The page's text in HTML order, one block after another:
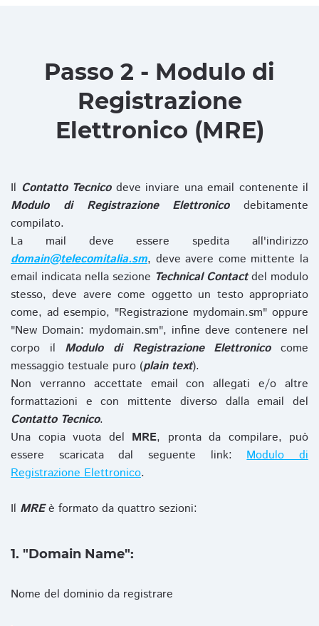
Passo 2 - Modulo di
Registrazione
Elettronico (MRE)
Il Contatto Tecnicodeve inviare una email contenente il
Modulo di Registrazione Elettronicodebitamente
compilato.
La mail deve essere spedita all'indirizzo
domain@telecomitalia.sm, deve avere come mittente la
email indicata nella sezione Technical Contactdel modulo
stesso, deve avere come oggetto un testo appropriato
come, ad esempio, "Registrazione mydomain.sm" oppure
"New Domain: mydomain.sm", infine deve contenere nel
corpo il Modulo di Registrazione Elettronicocome
messaggio testuale puro (plain text).
Non verranno accettate email con allegati e/o altre
formattazioni e con mittente diverso dalla email del
Contatto Tecnico.
Una copia vuota del MRE, pronta da compilare, può
essere scaricata dal seguente link:Modulo di
Registrazione Elettronico.
Il MREè formato da quattro sezioni:
1. "Domain Name":
Nome del dominio da registrare